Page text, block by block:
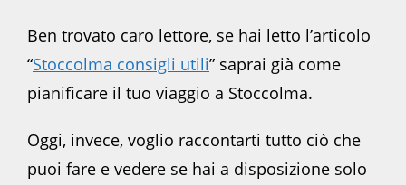
Ben trovato caro lettore, se hai letto l’articolo
“Stoccolma consigli utili” saprai già come
pianificare il tuo viaggio a Stoccolma.
Oggi, invece, voglio raccontarti tutto ciò che
puoi fare e vedere se hai a disposizione solo